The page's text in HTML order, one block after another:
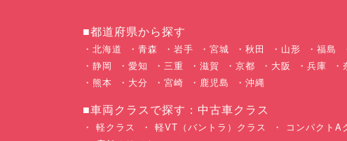
■都道府県から探す
北海道 青森 岩手 宮城 秋田 山形 福島
静岡
愛知 三重 滋賀 京都 大阪 兵庫
熊本
大分 宮崎 鹿児島 沖縄
■車両クラスで探す：中古車クラス
軽クラス 軽VT（バントラ）クラス コンパクトA